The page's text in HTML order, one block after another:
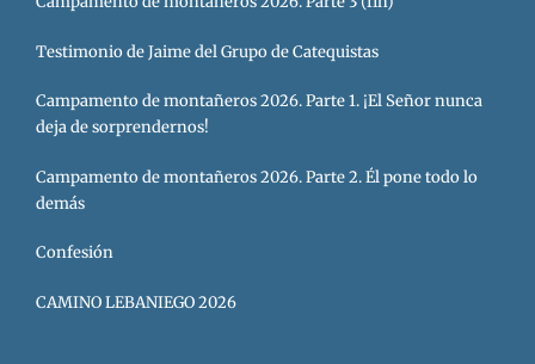
Testimonio de Jaime del Grupo de Catequistas
Campamento de montañeros 2026. Parte 1. ¡El Señor nunca
deja de sorprendernos!
Campamento de montañeros 2026. Parte 2. Él pone todo lo
demás
Confesión
CAMINO LEBANIEGO 2026